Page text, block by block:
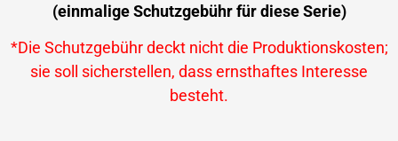
(einmalige Schutzgebühr für diese Serie)
*Die Schutzgebühr deckt nicht die Produktionskosten;
sie soll sicherstellen, dass ernsthaftes Interesse
besteht.